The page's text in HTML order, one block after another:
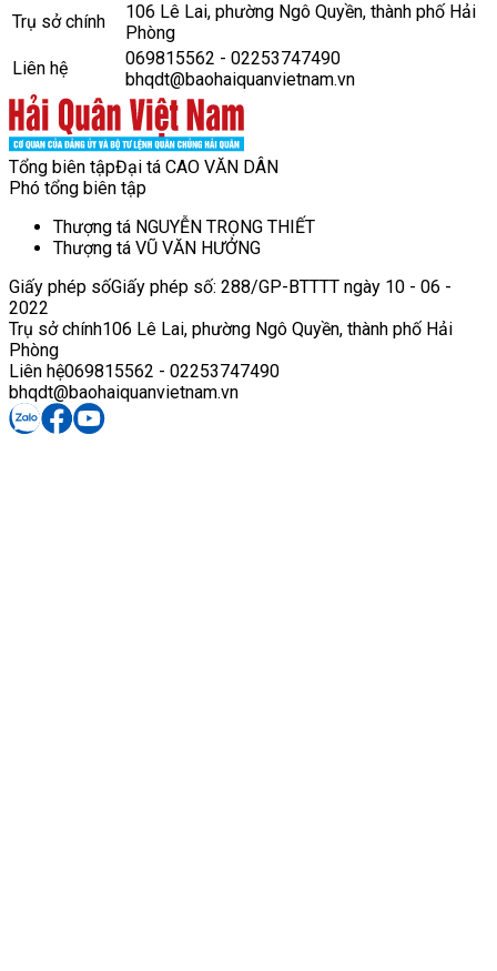
Trụ sở chính
106 Lê Lai, phường Ngô Quyền, thành phố Hải
Phòng
Liên hệ
069815562 - 02253747490
bhqdt@baohaiquanvietnam.vn
Tổng biên tậpĐại tá CAO VĂN DÂN
Phó tổng biên tập
Thượng tá NGUYỄN TRỌNG THIẾT
Thượng tá VŨ VĂN HƯỞNG
Giấy phép sốGiấy phép số: 288/GP-BTTTT ngày 10 - 06 -
2022
Trụ sở chính106 Lê Lai, phường Ngô Quyền, thành phố Hải
Phòng
Liên hệ069815562 - 02253747490
bhqdt@baohaiquanvietnam.vn